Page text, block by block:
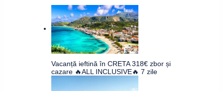
Vacanță ieftină în CRETA 318€ zbor și
cazare 🔥ALL INCLUSIVE🔥 7 zile